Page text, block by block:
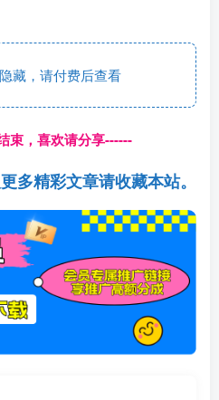
藏，请付费后查看
束，喜欢请分享------
多精彩文章请收藏本站。